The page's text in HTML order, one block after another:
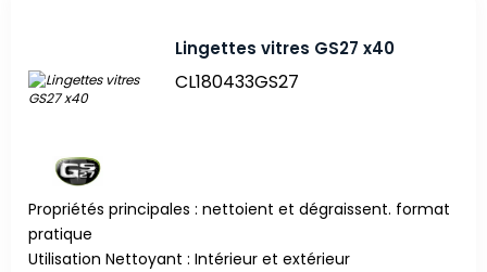
Lingettes vitres GS27 x40
CL180433GS27
Propriétés principales : nettoient et dégraissent. format
pratique
Utilisation Nettoyant : Intérieur et extérieur